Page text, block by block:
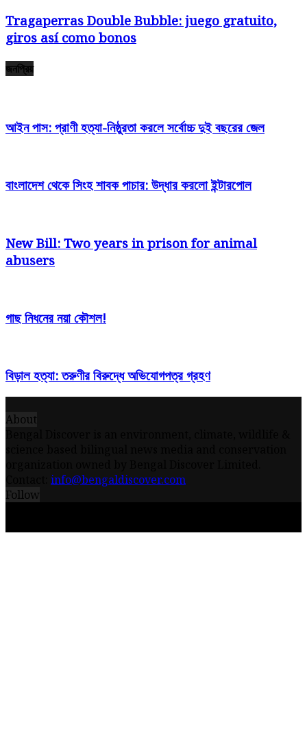
Tragaperras Double Bubble: juego gratuito,
giros así­ como bonos
জনপ্রিয়
আইন পাস: প্রাণী হত্যা-নিষ্ঠুরতা করলে সর্বোচ্চ দুই বছরের জেল
বাংলাদেশ থেকে সিংহ শাবক পাচার: উদ্ধার করলো ইন্টারপোল
New Bill: Two years in prison for animal
abusers
গাছ নিধনের নয়া কৌশল!
বিড়াল হত্যা: তরুণীর বিরুদ্ধে অভিযোগপত্র গ্রহণ
About
info@bengaldiscover.com
Follow